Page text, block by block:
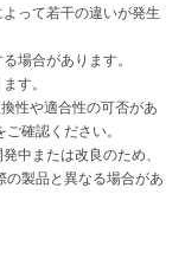
って若干の違いが発生
場合があります。
す。
性や適合性の可否があ
確認ください。
中または改良のため、
製品と異なる場合があ